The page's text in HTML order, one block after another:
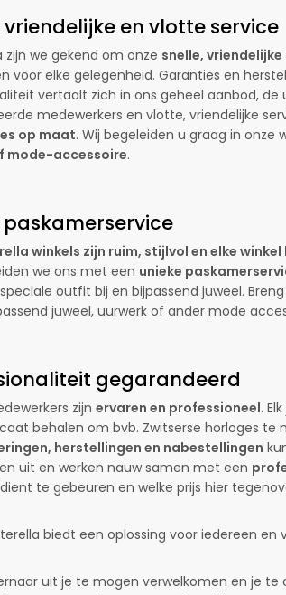
vriendelijke en vlotte service
zijn we gekend om onze snelle, vriendelijke
voor elke gelegenheid. Garanties en
vertaalt zich in ons geheel aanbod, de
medewerkers en vlotte, vriendelijke
op maat. Wij begeleiden u graag in onze
mode-accessoire.
paskamerservice
winkels zijn ruim, stijlvol en elke
we ons met een unieke
outfit bij en bijpassend juweel.
juweel, uurwerk of ander mode
gegarandeerd
zijn ervaren en professioneel.
behalen om bvb. Zwitserse horloges te
herstellingen en nabestellingen
uit en werken nauw samen met een
te gebeuren en welke prijs hier
biedt een oplossing voor iedereen en
uit je te mogen verwelkomen en je te